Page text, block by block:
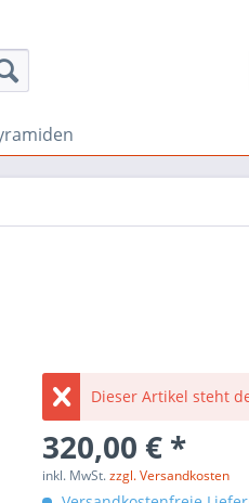
Dieser Artikel steht
320,00 € *
inkl. MwSt.zzgl. Versandkosten